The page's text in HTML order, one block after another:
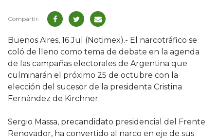
Buenos Aires, 16 Jul (Notimex).- El narcotráfico se
coló de lleno como tema de debate en la agenda
de las campañas electorales de Argentina que
culminarán el próximo 25 de octubre con la
elección del sucesor de la presidenta Cristina
Fernández de Kirchner.
Sergio Massa, precandidato presidencial del Frente
Renovador, ha convertido al narco en eje de sus